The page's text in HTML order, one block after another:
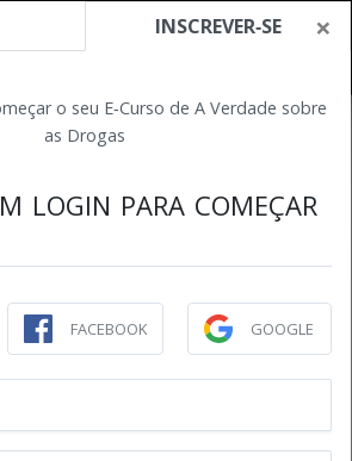
×
INSCREVER‑SE
o seu E‑Curso de A Verdade sobre
as Drogas
login para começar
FACEBOOK GOOGLE